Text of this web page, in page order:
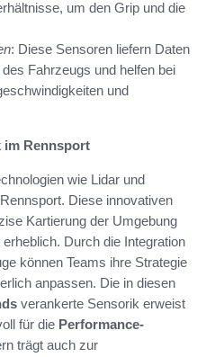
um den Grip und die
: Diese Sensoren liefern Daten
Fahrzeugs und helfen bei
und
im Rennsport
wie Lidar und
Diese innovativen
Kartierung der Umgebung
Durch die Integration
können Teams ihre Strategie
anpassen. Die in diesen
verankerte Sensorik erweist
für die Performance-
trägt auch zur